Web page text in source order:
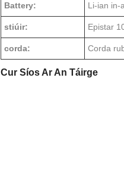
Battery: Li-ian in-
stiúir: Epistar
corda: Corda
Cur Síos Ar An Táirge